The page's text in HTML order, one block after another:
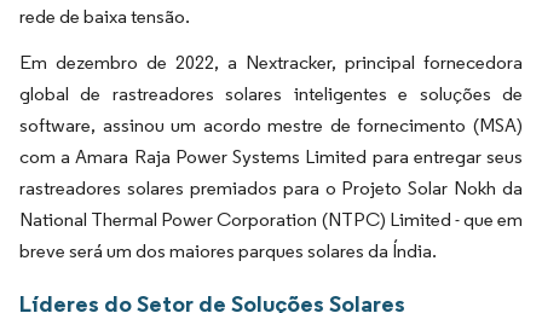
rede de baixa tensão.
Em dezembro de 2022, a Nextracker, principal fornecedora
global de rastreadores solares inteligentes e soluções de
software, assinou um acordo mestre de fornecimento (MSA)
com a Amara Raja Power Systems Limited para entregar seus
rastreadores solares premiados para o Projeto Solar Nokh da
National Thermal Power Corporation (NTPC) Limited - que em
breve será um dos maiores parques solares da Índia.
Líderes do Setor de Soluções Solares